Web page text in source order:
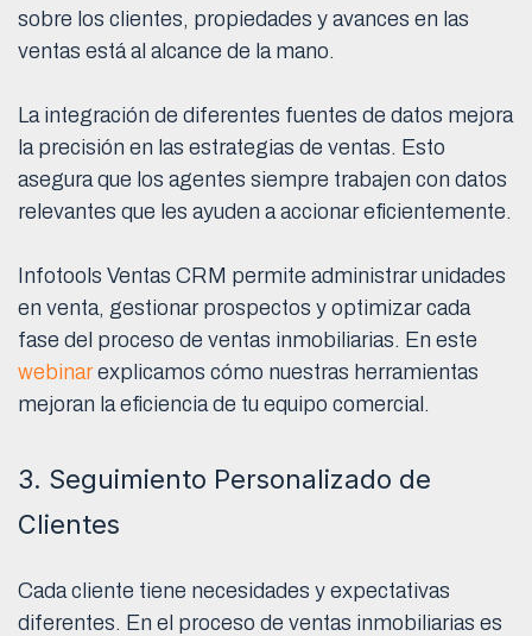
sobre los clientes, propiedades y avances en las
ventas está al alcance de la mano.
La integración de diferentes fuentes de datos mejora
la precisión en las estrategias de ventas. Esto
asegura que los agentes siempre trabajen con datos
relevantes que les ayuden a accionar eficientemente.
Infotools Ventas CRM permite administrar unidades
en venta, gestionar prospectos y optimizar cada
fase del proceso de ventas inmobiliarias. En este
webinarexplicamos cómo nuestras herramientas
mejoran la eficiencia de tu equipo comercial.
3. Seguimiento Personalizado de
Clientes
Cada cliente tiene necesidades y expectativas
diferentes. En el proceso de ventas inmobiliarias es